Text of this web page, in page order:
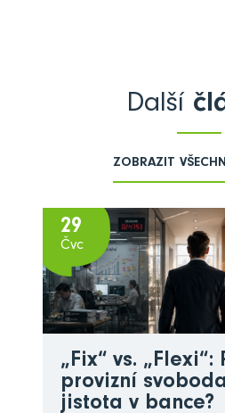
Další
ZOBRAZIT
29
Čvc
„Fix“ vs. „Flexi“:
provizní
jistota v bance?